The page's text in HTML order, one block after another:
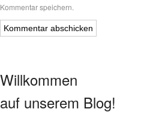
Kommentar speichern.
Willkommen
auf unserem Blog!